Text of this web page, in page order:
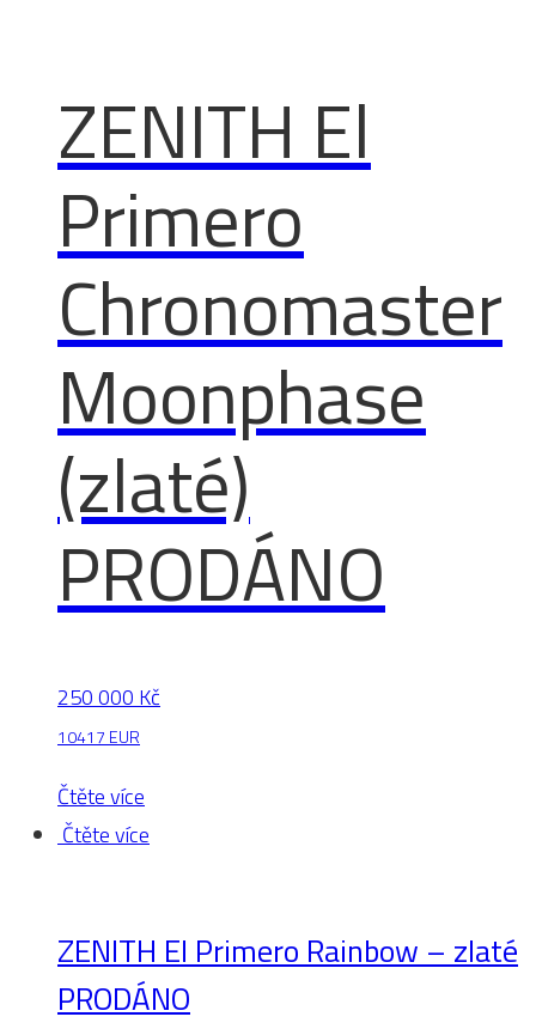
ZENITH El
Primero
Chronomaster
Moonphase
(zlaté)
PRODÁNO
250 000 Kč
10417 EUR
Čtěte více
Čtěte více
ZENITH El Primero Rainbow – zlaté
PRODÁNO